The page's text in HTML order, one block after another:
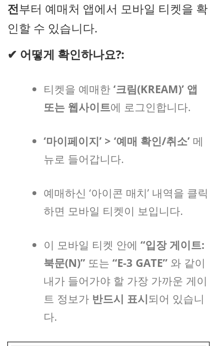
전부터 예매처 앱에서 모바일 티켓을 확
인할 수 있습니다.
✔ 어떻게 확인하나요?:
티켓을 예매한 ‘크림(KREAM)’ 앱
또는 웹사이트에 로그인합니다.
‘마이페이지’ > ‘예매 확인/취소’ 메
뉴로 들어갑니다.
예매하신 ‘아이콘 매치’ 내역을 클릭
하면 모바일 티켓이 보입니다.
이 모바일 티켓 안에 “입장 게이트:
북문(N)” 또는 “E-3 GATE” 와 같이
내가 들어가야 할 가장 가까운 게이
트 정보가 반드시 표시되어 있습니
다.